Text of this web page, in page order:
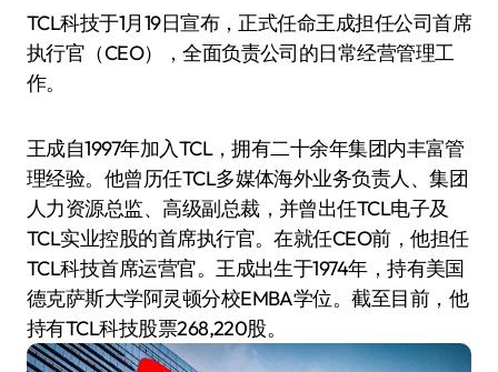
TCL科技于1月19日宣布，正式任命王成担任公司首席
执行官（CEO），全面负责公司的日常经营管理工
作。
王成自1997年加入TCL，拥有二十余年集团内丰富管
理经验。他曾历任TCL多媒体海外业务负责人、集团
人力资源总监、高级副总裁，并曾出任TCL电子及
TCL实业控股的首席执行官。在就任CEO前，他担任
TCL科技首席运营官。王成出生于1974年，持有美国
德克萨斯大学阿灵顿分校EMBA学位。截至目前，他
持有TCL科技股票268,220股。